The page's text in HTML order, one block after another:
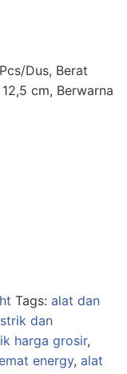
Dus, Berat
cm, Berwarna
Tags: alat dan
dan
harga grosir,
energy, alat